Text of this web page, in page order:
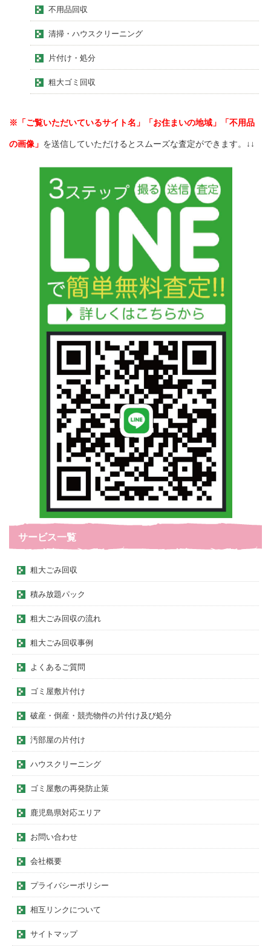
不用品回収
清掃・ハウスクリーニング
片付け・処分
粗大ゴミ回収
※「ご覧いただいているサイト名」「お住まいの地域」「不用品
の画像」 を送信していただけるとスムーズな査定ができます。↓↓
サービス一覧
粗大ごみ回収
積み放題パック
粗大ごみ回収の流れ
粗大ごみ回収事例
よくあるご質問
ゴミ屋敷片付け
破産・倒産・競売物件の片付け及び処分
汚部屋の片付け
ハウスクリーニング
ゴミ屋敷の再発防止策
鹿児島県対応エリア
お問い合わせ
会社概要
プライバシーポリシー
相互リンクについて
サイトマップ